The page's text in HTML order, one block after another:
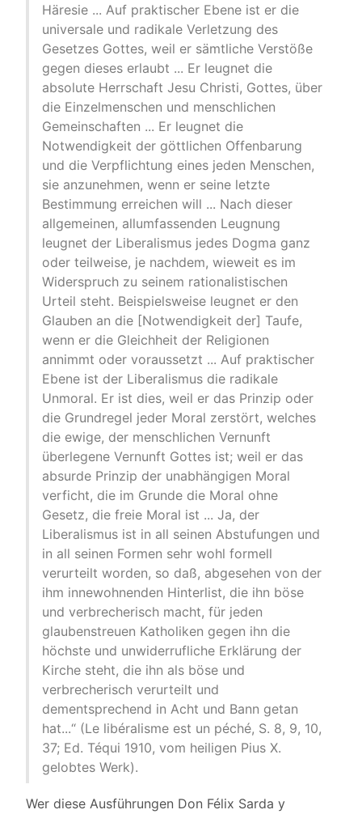
Häresie ... Auf praktischer Ebene ist er die
universale und radikale Verletzung des
Gesetzes Gottes, weil er sämtliche Verstöße
gegen dieses erlaubt ... Er leugnet die
absolute Herrschaft Jesu Christi, Gottes, über
die Einzelmenschen und menschlichen
Gemeinschaften ... Er leugnet die
Notwendigkeit der göttlichen Offenbarung
und die Verpflichtung eines jeden Menschen,
sie anzunehmen, wenn er seine letzte
Bestimmung erreichen will ... Nach dieser
allgemeinen, allumfassenden Leugnung
leugnet der Liberalismus jedes Dogma ganz
oder teilweise, je nachdem, wieweit es im
Widerspruch zu seinem rationalistischen
Urteil steht. Beispielsweise leugnet er den
Glauben an die [Notwendigkeit der] Taufe,
wenn er die Gleichheit der Religionen
annimmt oder voraussetzt ... Auf praktischer
Ebene ist der Liberalismus die radikale
Unmoral. Er ist dies, weil er das Prinzip oder
die Grundregel jeder Moral zerstört, welches
die ewige, der menschlichen Vernunft
überlegene Vernunft Gottes ist; weil er das
absurde Prinzip der unabhängigen Moral
verficht, die im Grunde die Moral ohne
Gesetz, die freie Moral ist ... Ja, der
Liberalismus ist in all seinen Abstufungen und
in all seinen Formen sehr wohl formell
verurteilt worden, so daß, abgesehen von der
ihm innewohnenden Hinterlist, die ihn böse
und verbrecherisch macht, für jeden
glaubenstreuen Katholiken gegen ihn die
höchste und unwiderrufliche Erklärung der
Kirche steht, die ihn als böse und
verbrecherisch verurteilt und
dementsprechend in Acht und Bann getan
hat...“ (Le libéralisme est un péché, S. 8, 9, 10,
37; Ed. Téqui 1910, vom heiligen Pius X.
gelobtes Werk).
Wer diese Ausführungen Don Félix Sarda y